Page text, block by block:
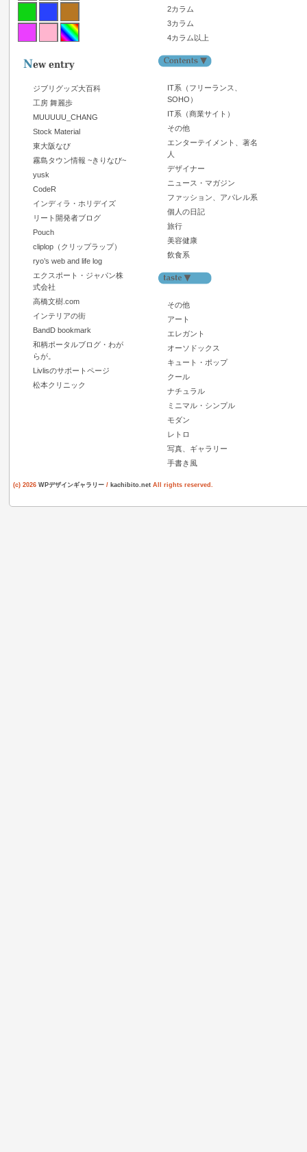
ジブリグッズ大百科
工房 舞麗歩
MUUUUU_CHANG
Stock Material
東大阪なび
霧島タウン情報 ~きりなび~
yusk
CodeR
インディラ・ホリデイズ
リート開発者ブログ
Pouch
cliplop（クリップラップ）
ryo’s web and life log
エクスポート・ジャパン株
式会社
高橋文樹.com
インテリアの街
BandD bookmark
和柄ポータルブログ・わが
らが。
Livlisのサポートページ
松本クリニック
2カラム
3カラム
4カラム以上
IT系（フリーランス、
SOHO）
IT系（商業サイト）
その他
エンターテイメント、著名
人
デザイナー
ニュース・マガジン
ファッション、アパレル系
個人の日記
旅行
美容健康
飲食系
その他
アート
エレガント
オーソドックス
キュート・ポップ
クール
ナチュラル
ミニマル・シンプル
モダン
レトロ
写真、ギャラリー
手書き風
(c) 2026 WPデザインギャラリー / kachibito.net All rights reserved.